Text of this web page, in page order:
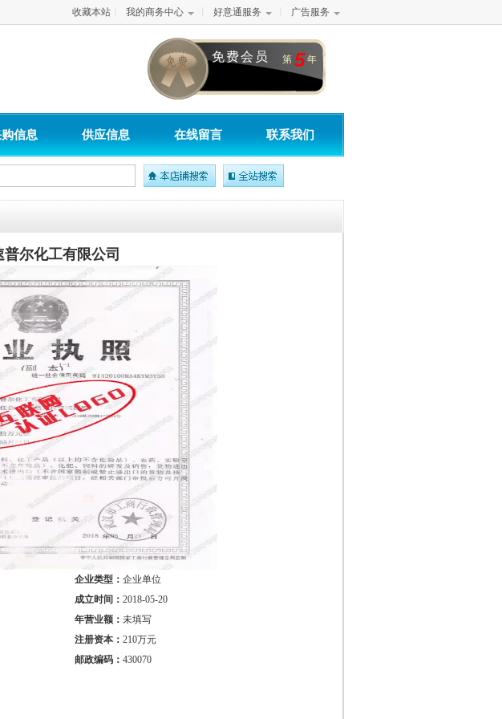
收藏本站 我的商务中心 好意通服务 广告服务
免费会员 第 5 年
信息 供应信息 在线留言 联系我们
普尔化工有限公司
企业类型： 企业单位
成立时间： 2018-05-20
年营业额： 未填写
注册资本： 210万元
邮政编码： 430070